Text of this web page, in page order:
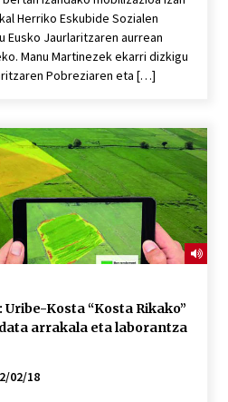
Herriko Eskubide Sozialen
Eusko Jaurlaritzaren aurrean
Manu Martinezek ekarri dizkigu
Pobreziaren eta […]
Uribe-Kosta “Kosta Rikako”
arrakala eta laborantza
02/18